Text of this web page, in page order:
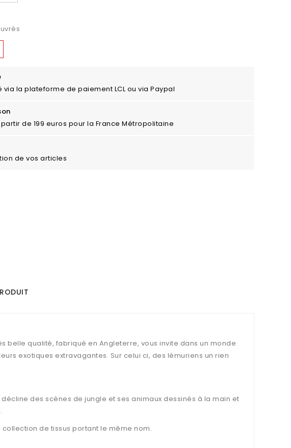
via la plateforme de paiement LCL ou via Paypal
de 199 euros pour la France Métropolitaine
de vos articles
belle qualité, fabriqué en Angleterre, vous invite dans un monde
exotiques extravagantes. Sur celui ci, des lémuriens un rien
des scènes de jungle et ses animaux dessinés à la main et
de tissus portant le même nom.